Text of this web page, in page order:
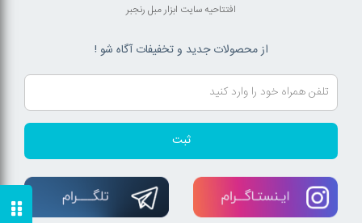
افتتاحیه سایت ابزار مبل رنجبر
از محصولات جدید و تخفیفات آگاه شو !
ثبت